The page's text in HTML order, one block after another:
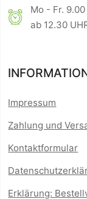
Mo - Fr.
ab 12.30
Impressum
Zahlung und
Kontaktformular
Erklärung: